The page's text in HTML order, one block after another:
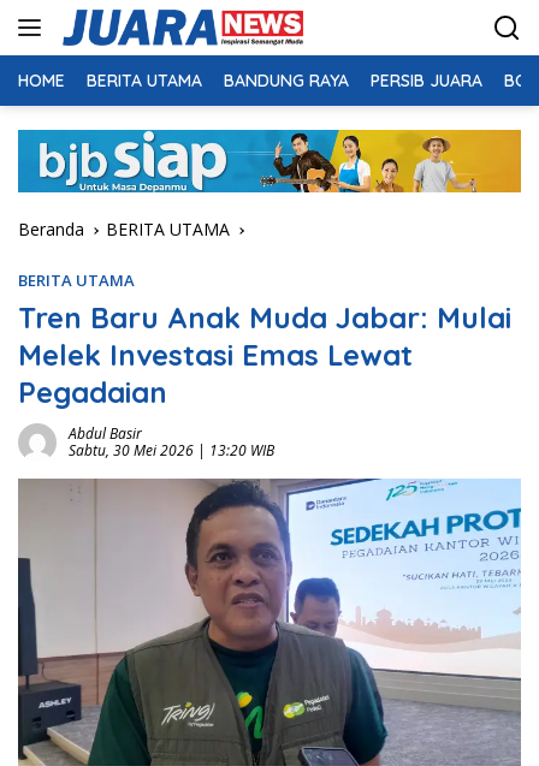
HOME BERITA UTAMA BANDUNG RAYA PERSIB JUARA
Beranda BERITA UTAMA
BERITA UTAMA
Tren Baru Anak Muda Jabar: Mulai
Melek Investasi Emas Lewat
Pegadaian
Abdul Basir
Sabtu, 30 Mei 2026 | 13:20 WIB